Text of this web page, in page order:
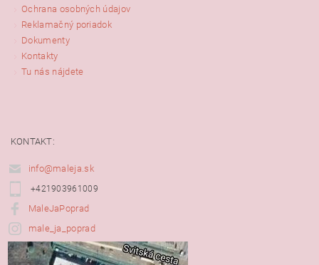
Ochrana osobných údajov
Reklamačný poriadok
Dokumenty
Kontakty
Tu nás nájdete
KONTAKT:
info@maleja.sk
+421903961009
MaleJaPoprad
male_ja_poprad